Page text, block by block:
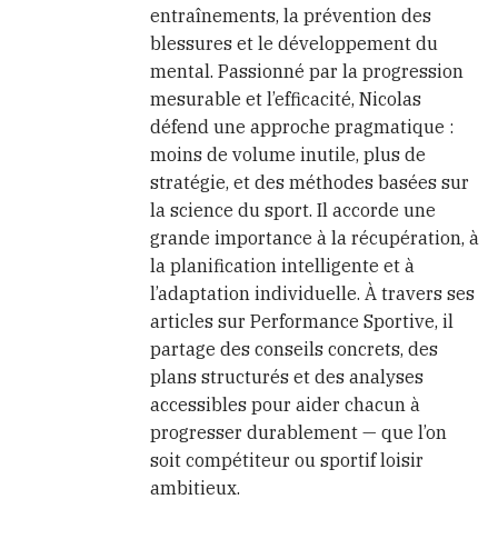
entraînements, la prévention des
blessures et le développement du
mental. Passionné par la progression
mesurable et l’efficacité, Nicolas
défend une approche pragmatique :
moins de volume inutile, plus de
stratégie, et des méthodes basées sur
la science du sport. Il accorde une
grande importance à la récupération, à
la planification intelligente et à
l’adaptation individuelle. À travers ses
articles sur Performance Sportive, il
partage des conseils concrets, des
plans structurés et des analyses
accessibles pour aider chacun à
progresser durablement — que l’on
soit compétiteur ou sportif loisir
ambitieux.